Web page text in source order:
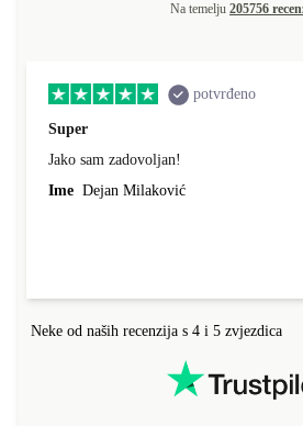
Na temelju 205756
potvrđeno
Super
Jako sam zadovoljan!
Ime Dejan Milaković
Neke od naših recenzija s 4 i 5 zvjezdica